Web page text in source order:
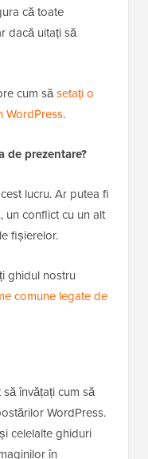
că toate
dacă uitați să
cum săsetați o
WordPress.
de prezentare?
lucru. Ar putea fi
un conflict cu un alt
fișierelor.
ghidul nostru
comune legate de
învățați cum să
WordPress.
celelalte ghiduri
în